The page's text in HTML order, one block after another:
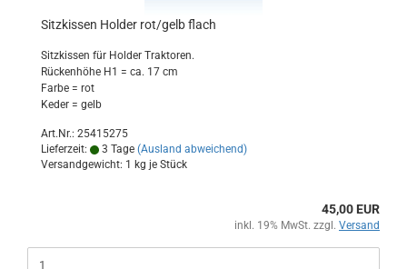
Sitzkissen Holder rot/gelb flach
Sitzkissen für Holder Traktoren.
Rückenhöhe H1 = ca. 17 cm
Farbe = rot
Keder = gelb
Art.Nr.: 25415275
Lieferzeit:
3 Tage (Ausland abweichend)
Versandgewicht: 1 kg je Stück
45,00 EUR
inkl. 19% MwSt. zzgl. Versand